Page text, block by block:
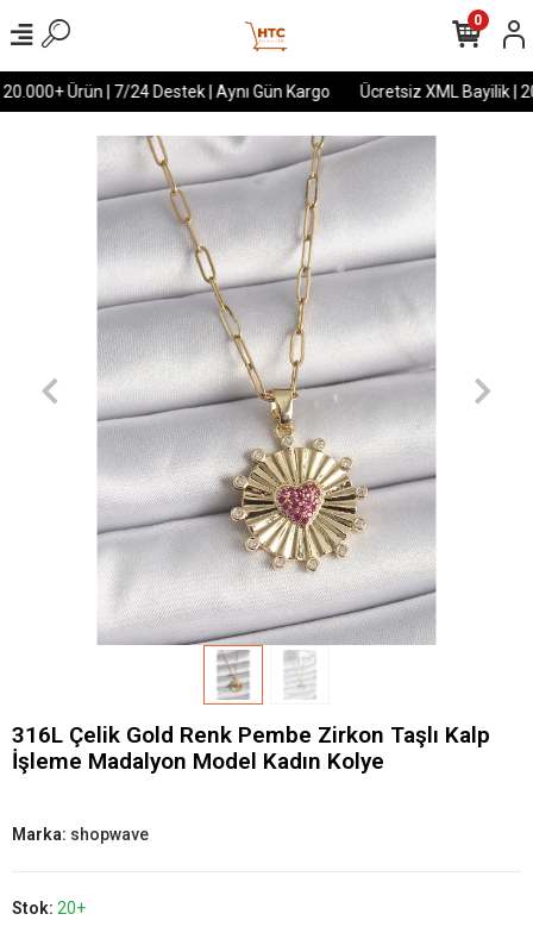
Ürün | 7/24 Destek | Aynı Gün Kargo Ücretsiz XML Bayilik |
0
316L Çelik Gold Renk Pembe Zirkon Taşlı Kalp
İşleme Madalyon Model Kadın Kolye
Marka: shopwave
Stok: 20+